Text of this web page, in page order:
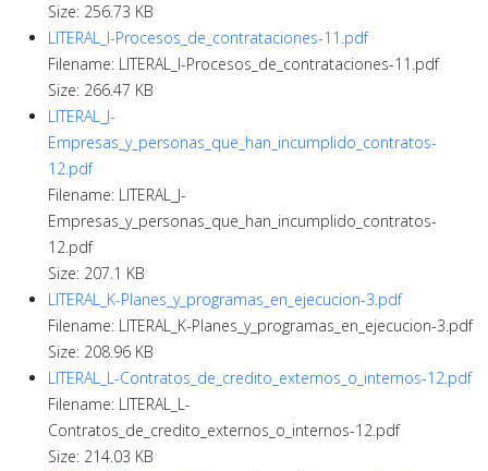
Size: 256.73 KB
LITERAL_I-Procesos_de_contrataciones-11.pdf
Filename: LITERAL_I-Procesos_de_contrataciones-11.pdf
Size: 266.47 KB
LITERAL_J-
Empresas_y_personas_que_han_incumplido_contratos-
12.pdf
Filename: LITERAL_J-
Empresas_y_personas_que_han_incumplido_contratos-
12.pdf
Size: 207.1 KB
LITERAL_K-Planes_y_programas_en_ejecucion-3.pdf
Filename: LITERAL_K-Planes_y_programas_en_ejecucion-3.pdf
Size: 208.96 KB
LITERAL_L-Contratos_de_credito_externos_o_internos-12.pdf
Filename: LITERAL_L-
Contratos_de_credito_externos_o_internos-12.pdf
Size: 214.03 KB